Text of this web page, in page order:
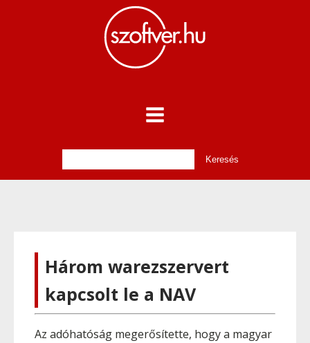
Három warezszervert
kapcsolt le a NAV
Az adóhatóság megerősítette, hogy a magyar